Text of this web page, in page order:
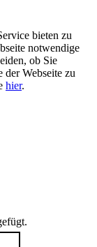
bieten zu
notwendige
ob Sie
der Webseite zu
hier.